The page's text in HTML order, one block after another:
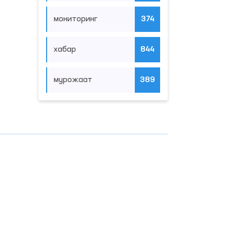
мониторинг 374
хабар 844
мурожаат 389